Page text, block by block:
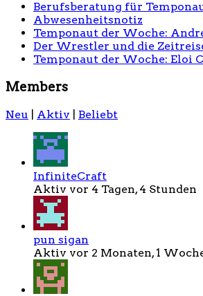
Berufsberatung für
Abwesenheitsnotiz
Temponaut der Woche:
Der Wrestler und die
Temponaut der Woche: Eloi
Members
Neu Aktiv Beliebt
InfiniteCraft
Aktiv vor 4 Tagen, 4 Stunden
pun sigan
Aktiv vor 2 Monaten, 1